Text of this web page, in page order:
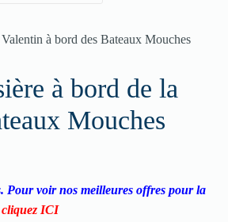
à bord de la
Mouches
Pour voir nos meilleures offres pour la
cliquez ICI